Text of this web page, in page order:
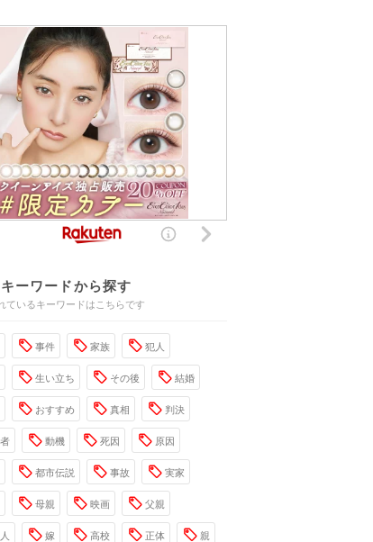
ーワードから探す
ているキーワードはこちらです
事件 家族 犯人
生い立ち その後 結婚
おすすめ 真相 判決
動機 死因 原因
都市伝説 事故 実家
母親 映画 父親
嫁 高校 正体 親